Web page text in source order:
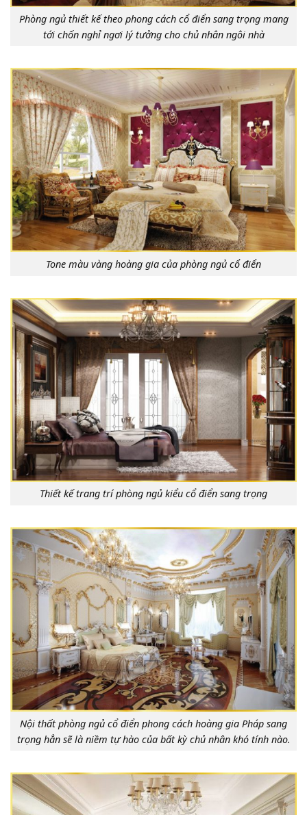
Phòng ngủ thiết kế theo phong cách cổ điển sang trọng mang
tới chốn nghỉ ngơi lý tưởng cho chủ nhân ngôi nhà
Tone màu vàng hoàng gia của phòng ngủ cổ điển
Thiết kế trang trí phòng ngủ kiểu cổ điển sang trọng
Nội thất phòng ngủ cổ điển phong cách hoàng gia Pháp sang
trọng hẳn sẽ là niềm tự hào của bất kỳ chủ nhân khó tính nào.